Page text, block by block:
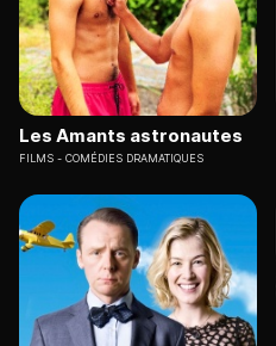
Les Amants astronautes
FILMS COMÉDIES DRAMATIQUES